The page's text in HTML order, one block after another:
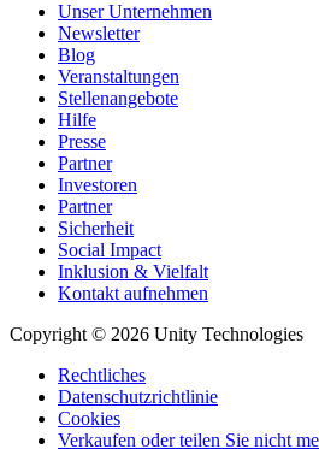
Unser Unternehmen
Newsletter
Blog
Veranstaltungen
Stellenangebote
Hilfe
Presse
Partner
Investoren
Partner
Sicherheit
Social Impact
Inklusion & Vielfalt
Kontakt aufnehmen
Copyright © 2026 Unity Technologies
Rechtliches
Datenschutzrichtlinie
Cookies
Verkaufen oder teilen Sie nicht